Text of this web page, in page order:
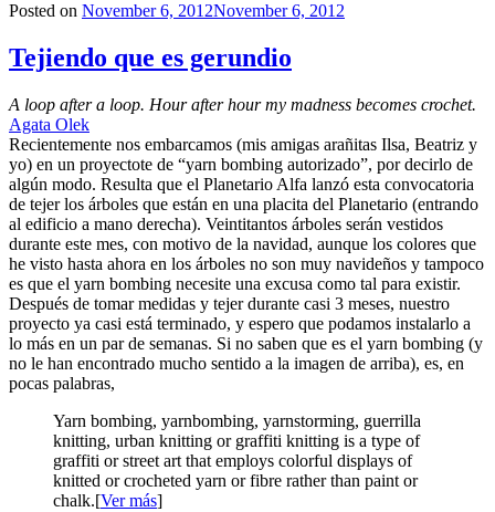
Posted on November 6, 2012November 6, 2012
Tejiendo que es gerundio
A loop after a loop. Hour after hour my madness becomes crochet.
Agata Olek
Recientemente nos embarcamos (mis amigas arañitas Ilsa, Beatriz y
yo) en un proyectote de “yarn bombing autorizado”, por decirlo de
algún modo. Resulta que el Planetario Alfa lanzó esta convocatoria
de tejer los árboles que están en una placita del Planetario (entrando
al edificio a mano derecha). Veintitantos árboles serán vestidos
durante este mes, con motivo de la navidad, aunque los colores que
he visto hasta ahora en los árboles no son muy navideños y tampoco
es que el yarn bombing necesite una excusa como tal para existir.
Después de tomar medidas y tejer durante casi 3 meses, nuestro
proyecto ya casi está terminado, y espero que podamos instalarlo a
lo más en un par de semanas. Si no saben que es el yarn bombing (y
no le han encontrado mucho sentido a la imagen de arriba), es, en
pocas palabras,
Yarn bombing, yarnbombing, yarnstorming, guerrilla
knitting, urban knitting or graffiti knitting is a type of
graffiti or street art that employs colorful displays of
knitted or crocheted yarn or fibre rather than paint or
chalk.[Ver más]